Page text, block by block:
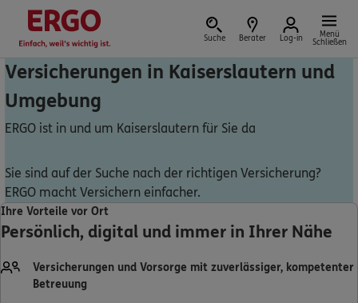
Suche Berater Log-in
Menü
Schließen
Versicherung vor Ort
Schaden oder Leistungsfall melden
Bequem online oder telefonisch
Versicherungen in Kaiserslautern und
Umgebung
ERGO ist in und um Kaiserslautern für Sie da
Sie sind auf der Suche nach der richtigen Versicherung?
ERGO macht Versichern einfacher.
Ihre Vorteile vor Ort
Persönlich, digital und immer in Ihrer Nähe
Versicherungen und Vorsorge mit zuverlässiger, kompetenter
Betreuung